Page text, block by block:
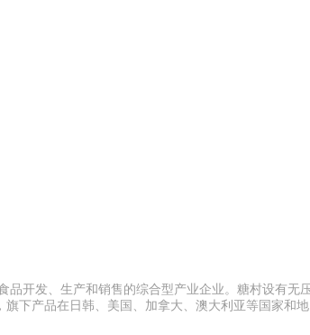
开发、生产和销售的综合型产业企业。糖村设有无
下产品在日韩、美国、加拿大、澳大利亚等国家和地